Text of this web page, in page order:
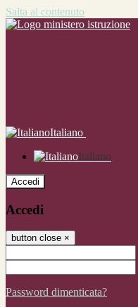
Salta al contenuto
Italiano
Italiano
Accedi
Accedi
button close ×
Password dimenticata?